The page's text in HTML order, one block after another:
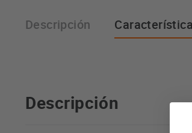
Descripción
Descripción